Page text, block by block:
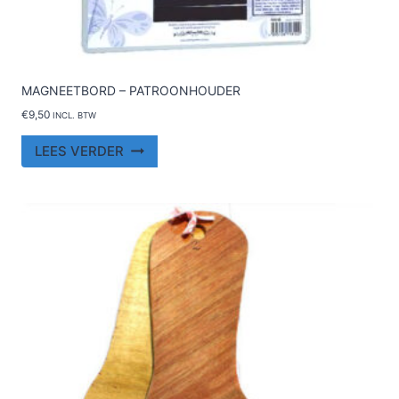
MAGNEETBORD – PATROONHOUDER
€9,50 INCL. BTW
LEES VERDER